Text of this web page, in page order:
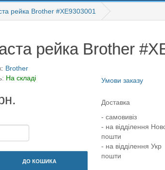
рейка Brother #XE9303001
рейка Brother
Brother
На складі
ДО КОШИКА
Умови заказу
Доставка
- самовивіз
- на відділення
пошти
- на відділення Укр
пошти